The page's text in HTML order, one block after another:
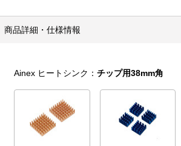
商品詳細・仕様情報
Ainex ヒートシンク：チップ用38mm角